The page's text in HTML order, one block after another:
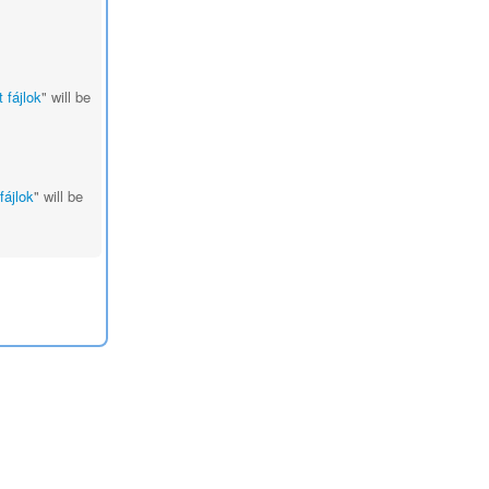
fájlok" will be
" will be